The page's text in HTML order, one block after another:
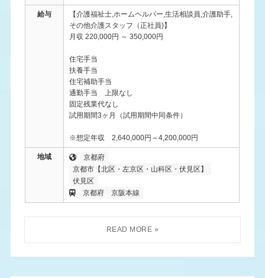
給与
【介護福祉士,ホームヘルパー,生活相談員,介護助手,
その他介護スタッフ（正社員)】
月収 220,000円 ～ 350,000円
住宅手当
扶養手当
住宅補助手当
通勤手当 上限なし
固定残業代なし
試用期間3ヶ月（試用期間中同条件）
※想定年収 2,640,000円～4,200,000円
地域
京都府
京都市【北区・左京区・山科区・伏見区】
伏見区
京都府
京阪本線